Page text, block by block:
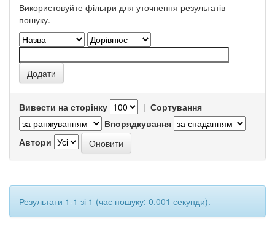
Використовуйте фільтри для уточнення результатів
пошуку.
Вивести на сторінку | Сортування
Впорядкування
Автори
Результати 1-1 зі 1 (час пошуку: 0.001 секунди).